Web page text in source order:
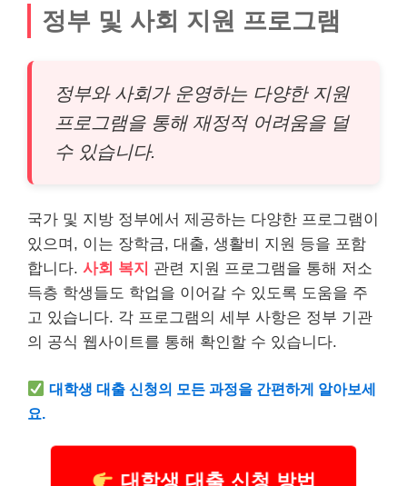
정부 및 사회 지원 프로그램
정부와 사회가 운영하는 다양한 지원
프로그램을 통해 재정적 어려움을 덜
수 있습니다.
국가 및 지방 정부에서 제공하는 다양한 프로그램이
있으며, 이는 장학금, 대출, 생활비 지원 등을 포함
합니다. 사회 복지 관련 지원 프로그램을 통해 저소
득층 학생들도 학업을 이어갈 수 있도록 도움을 주
고 있습니다. 각 프로그램의 세부 사항은 정부 기관
의 공식 웹사이트를 통해 확인할 수 있습니다.
대학생 대출 신청의 모든 과정을 간편하게 알아보세
요.
대학생 대출 신청 방법